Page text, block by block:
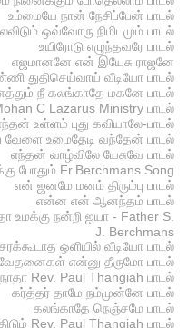
உம்மையே நான் நேசிப்பேன் பாடல்
ஒவ்வோரு நிமிடமும் பாடல்
உயிரோடு எழுந்தவரே பாடல்
எஜமானனே என் இயேசு ராஜனே
துதிசெய்வாய் வீடியோ பாடல்
நீ கலங்காதே மகனே பாடல்
C Lazarus Ministry பாடல்
உள்ளம் புது கவியாலே-பாடல்
உமைதேடி வந்தேன் பாடல்
எந்தன் வாழ்விலே யேசுவே பாடல்
போதும் Fr.Berchmans Song
என் ஜனமே மனம் திரும்பு பாடல்
என்ன என் ஆனந்தம் பாடல்
உமக்கு நன்றி ஐயா - Father S.
J. Berchmans
ஒளியில் வீடியோ பாடல்
என்னு தீருமோ பாடல்
Rev. Paul Thangiah பாடல்
கர்த்தர் தாமே நம்முன்னே பாடல்
கலங்காதே நெஞ்சமே பாடல்
Rev. Paul Thangiah பாடல்